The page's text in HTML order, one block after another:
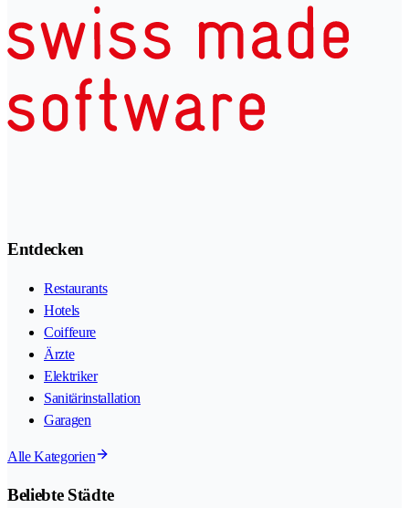
Entdecken
Restaurants
Hotels
Coiffeure
Ärzte
Elektriker
Sanitärinstallation
Garagen
Alle Kategorien
Beliebte Städte